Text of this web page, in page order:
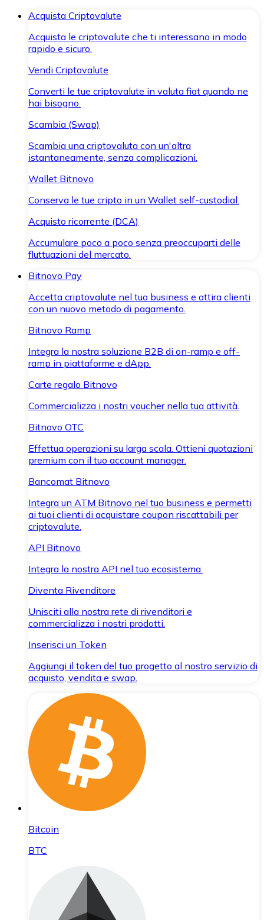
Acquista Criptovalute
Acquista le criptovalute che ti interessano in modo
rapido e sicuro.
Vendi Criptovalute
Converti le tue criptovalute in valuta fiat quando ne
hai bisogno.
Scambia (Swap)
Scambia una criptovaluta con un'altra
istantaneamente, senza complicazioni.
Wallet Bitnovo
Conserva le tue cripto in un Wallet self-custodial.
Acquisto ricorrente (DCA)
Accumulare poco a poco senza preoccuparti delle
fluttuazioni del mercato.
Bitnovo Pay
Accetta criptovalute nel tuo business e attira clienti
con un nuovo metodo di pagamento.
Bitnovo Ramp
Integra la nostra soluzione B2B di on-ramp e off-
ramp in piattaforme e dApp.
Carte regalo Bitnovo
Commercializza i nostri voucher nella tua attività.
Bitnovo OTC
Effettua operazioni su larga scala. Ottieni quotazioni
premium con il tuo account manager.
Bancomat Bitnovo
Integra un ATM Bitnovo nel tuo business e permetti
ai tuoi clienti di acquistare coupon riscattabili per
criptovalute.
API Bitnovo
Integra la nostra API nel tuo ecosistema.
Diventa Rivenditore
Unisciti alla nostra rete di rivenditori e
commercializza i nostri prodotti.
Inserisci un Token
Aggiungi il token del tuo progetto al nostro servizio di
acquisto, vendita e swap.
Bitcoin
BTC